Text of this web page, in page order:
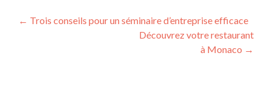
Navigation
← Trois conseils pour un séminaire d’entreprise efficace
Découvrez votre restaurant
à Monaco →